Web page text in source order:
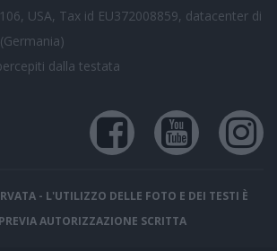
USA, Tax id EU372008859, datacenter di
dalla testata
- L'UTILIZZO DELLE FOTO E DEI TESTI È
AUTORIZZAZIONE SCRITTA